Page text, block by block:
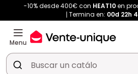
-10% desde 400€ con HEAT10en
Termina en: 00d 22h
Menu